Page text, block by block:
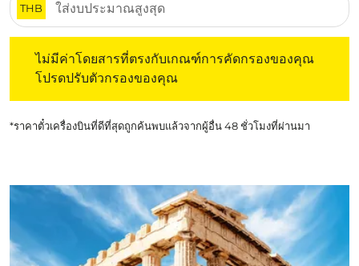
THB
ไม่มีค่าโดยสารที่ตรงกับเกณฑ์การคัดกรองของคุณ
โปรดปรับตัวกรองของคุณ
*ราคาตั๋วเครื่องบินที่ดีที่สุดถูกค้นพบแล้วจากผู้อื่น 48 ชั่วโมงที่ผ่านมา